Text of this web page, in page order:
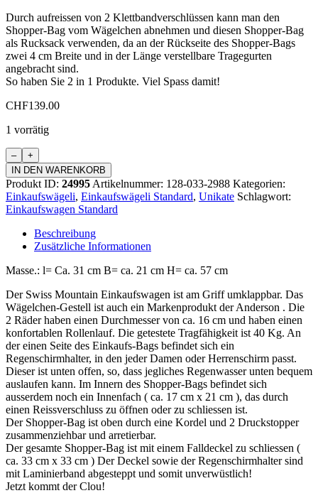
Durch aufreissen von 2 Klettbandverschlüssen kann man den
Shopper-Bag vom Wägelchen abnehmen und diesen Shopper-Bag
als Rucksack verwenden, da an der Rückseite des Shopper-Bags
zwei 4 cm Breite und in der Länge verstellbare Tragegurten
angebracht sind.
So haben Sie 2 in 1 Produkte. Viel Spass damit!
CHF139.00
1 vorrätig
Einkaufswagen
Standard
Menge
IN DEN WARENKORB
Produkt ID: 24995 Artikelnummer: 128-033-2988 Kategorien:
Einkaufswägeli, Einkaufswägeli Standard, Unikate Schlagwort:
Einkaufswagen Standard
Beschreibung
Zusätzliche Informationen
Masse.: l= Ca. 31 cm B= ca. 21 cm H= ca. 57 cm
Der Swiss Mountain Einkaufswagen ist am Griff umklappbar. Das
Wägelchen-Gestell ist auch ein Markenprodukt der Anderson . Die
2 Räder haben einen Durchmesser von ca. 16 cm und haben einen
konfortablen Rollenlauf. Die getestete Tragfähigkeit ist 40 Kg. An
der einen Seite des Einkaufs-Bags befindet sich ein
Regenschirmhalter, in den jeder Damen oder Herrenschirm passt.
Dieser ist unten offen, so, dass jegliches Regenwasser unten bequem
auslaufen kann. Im Innern des Shopper-Bags befindet sich
ausserdem noch ein Innenfach ( ca. 17 cm x 21 cm ), das durch
einen Reissverschluss zu öffnen oder zu schliessen ist.
Der Shopper-Bag ist oben durch eine Kordel und 2 Druckstopper
zusammenziehbar und arretierbar.
Der gesamte Shopper-Bag ist mit einem Falldeckel zu schliessen (
ca. 33 cm x 33 cm ) Der Deckel sowie der Regenschirmhalter sind
mit Laminierband abgesteppt und somit unverwüstlich!
Jetzt kommt der Clou!